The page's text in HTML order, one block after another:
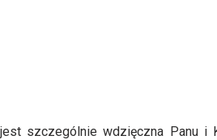
jest szczególnie wdzięczna Panu